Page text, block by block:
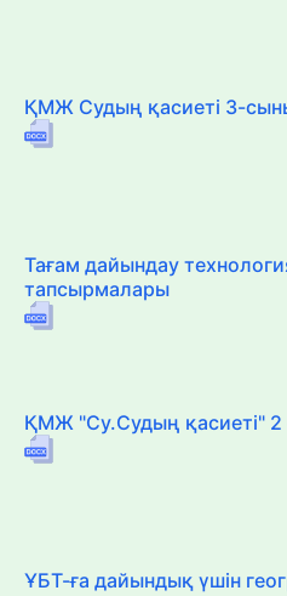
ҚМЖ Судың қасиеті 3-
Тағам дайындау
тапсырмалары
ҚМЖ "Су.Судың қасиеті"
ҰБТ-ға дайындық үшін